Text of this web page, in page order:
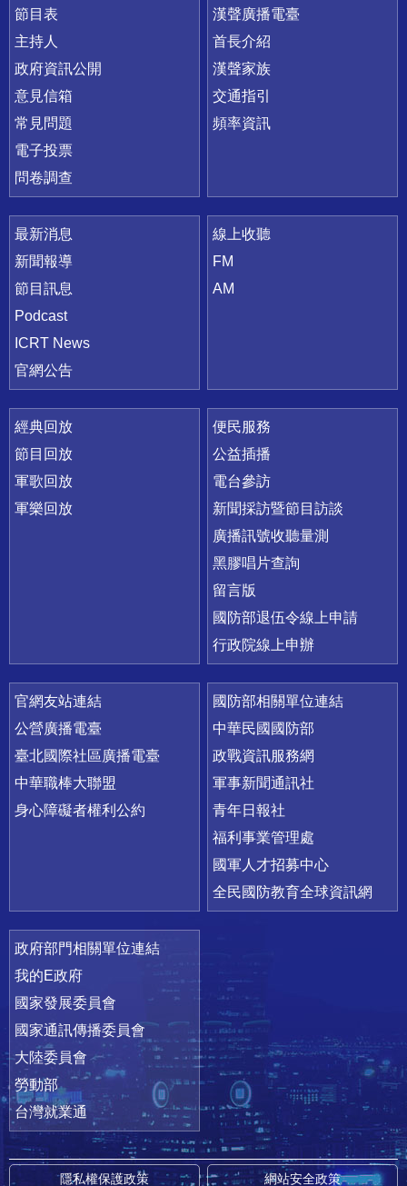
節目表
主持人
政府資訊公開
意見信箱
常見問題
電子投票
問卷調查
漢聲廣播電臺
首長介紹
漢聲家族
交通指引
頻率資訊
最新消息
新聞報導
節目訊息
Podcast
ICRT News
官網公告
線上收聽
FM
AM
經典回放
節目回放
軍歌回放
軍樂回放
便民服務
公益插播
電台參訪
新聞採訪暨節目訪談
廣播訊號收聽量測
黑膠唱片查詢
留言版
國防部退伍令線上申請
行政院線上申辦
官網友站連結
公營廣播電臺
臺北國際社區廣播電臺
中華職棒大聯盟
身心障礙者權利公約
國防部相關單位連結
中華民國國防部
政戰資訊服務網
軍事新聞通訊社
青年日報社
福利事業管理處
國軍人才招募中心
全民國防教育全球資訊網
政府部門相關單位連結
我的E政府
國家發展委員會
國家通訊傳播委員會
大陸委員會
勞動部
台灣就業通
隱私權保護政策 網站安全政策